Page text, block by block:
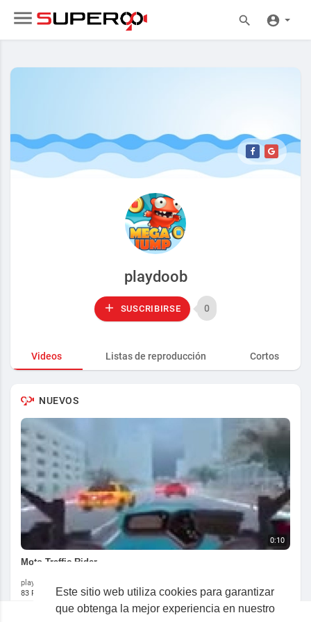
Este sitio web utiliza cookies para garantizar
que obtenga la mejor experiencia en nuestro
playdoob
SUSCRIBIRSE 0
Videos Listas de reproducción Cortos
NUEVOS
0:10
Moto Traffic Rider
playdoob
83 Reproducciones · 8 meses